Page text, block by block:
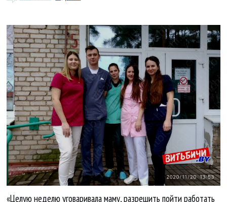
«Целую неделю уговаривала маму, разрешить пойти работать